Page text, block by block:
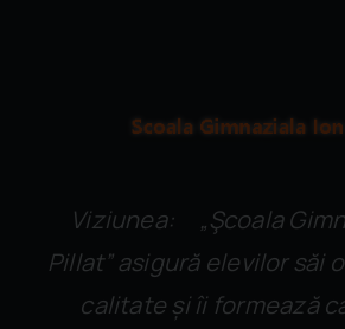
Viziunea: „Şcoala
Pillat” asigură elevilor săi
calitate și îi formează